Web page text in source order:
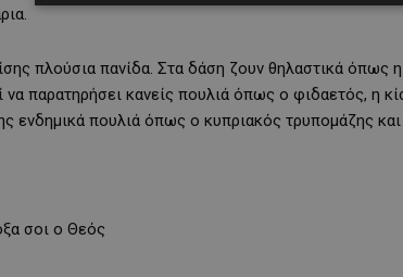
πλούσια πανίδα. Στα δάση ζουν θηλαστικά όπως
παρατηρήσει κανείς πουλιά όπως ο φιδαετός, η
ενδημικά πουλιά όπως ο κυπριακός τρυπομάζης
σοι ο Θεός